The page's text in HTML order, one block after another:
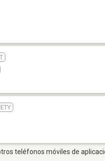
teléfonos móviles de